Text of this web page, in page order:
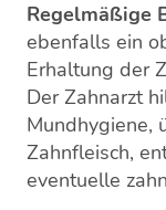
Regelmäßige
ebenfalls ein
Erhaltung der
Der Zahnarzt
Mundhygiene,
Zahnfleisch,
eventuelle